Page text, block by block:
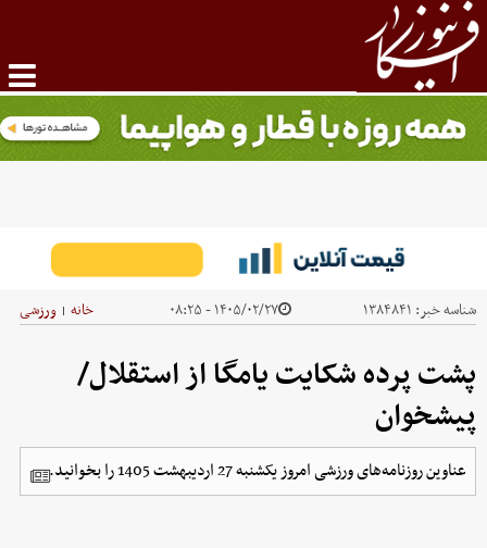
شناسه خبر: ۱۳۸۴۸۴۱ ۱۴۰۵/۰۲/۲۷ - ۰۸:۲۵ خانه | ورزشی
پشت پرده شکایت یامگا از استقلال/
پیشخوان
عناوین روزنامه‌های ورزشی امروز یکشنبه 27 اردیبهشت 1405 را بخوانید.